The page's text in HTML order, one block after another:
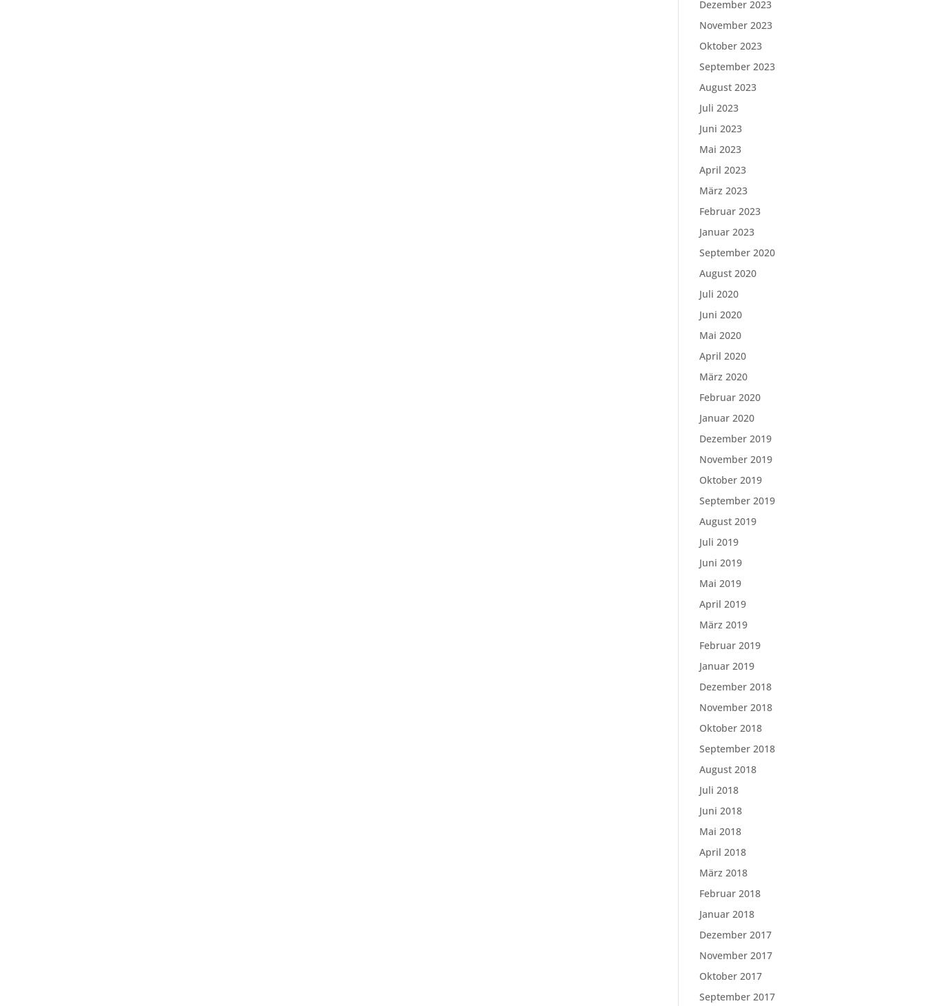
Dezember 2023
November 2023
Oktober 2023
September 2023
August 2023
Juli 2023
Juni 2023
Mai 2023
April 2023
März 2023
Februar 2023
Januar 2023
September 2020
August 2020
Juli 2020
Juni 2020
Mai 2020
April 2020
März 2020
Februar 2020
Januar 2020
Dezember 2019
November 2019
Oktober 2019
September 2019
August 2019
Juli 2019
Juni 2019
Mai 2019
April 2019
März 2019
Februar 2019
Januar 2019
Dezember 2018
November 2018
Oktober 2018
September 2018
August 2018
Juli 2018
Juni 2018
Mai 2018
April 2018
März 2018
Februar 2018
Januar 2018
Dezember 2017
November 2017
Oktober 2017
September 2017